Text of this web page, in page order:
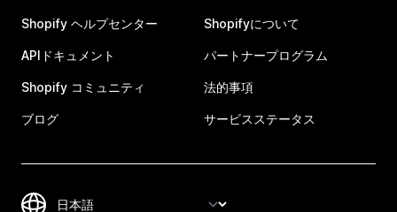
Shopify ヘルプセンター
APIドキュメント
Shopify コミュニティ
ブログ
Shopifyについて
パートナープログラム
法的事項
サービスステータス